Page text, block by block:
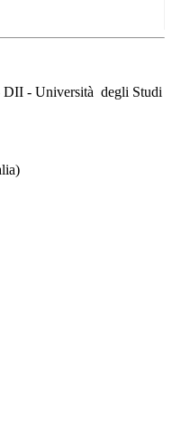
DII - Università degli Studi